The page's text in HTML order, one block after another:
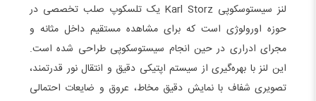
لنز سیستوسکوپی Karl Storz یک تلسکوپ صلب تخصصی در
حوزه اورولوژی است که برای مشاهده مستقیم داخل مثانه و
مجرای ادراری در حین انجام سیستوسکوپی طراحی شده است.
این لنز با بهره‌گیری از سیستم اپتیکی دقیق و انتقال نور قدرتمند،
تصویری شفاف با نمایش دقیق مخاط، عروق و ضایعات احتمالی